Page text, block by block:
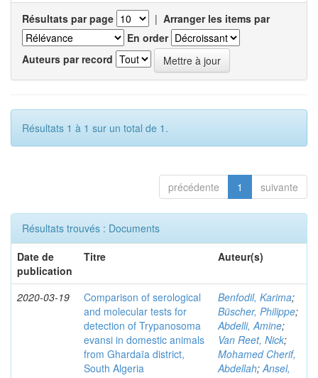
Résultats par page | Arranger les items par
En order
Auteurs par record
Résultats 1 à 1 sur un total de 1.
précédente 1 suivante
Résultats trouvés : Documents
Date de
publication
Titre Auteur(s)
2020-03-19
Comparison of serological
and molecular tests for
detection of Trypanosoma
evansi in domestic animals
from Ghardaïa district,
South Algeria
Benfodil, Karima;
Büscher, Philippe;
Abdelli, Amine;
Van Reet, Nick;
Mohamed Cherif,
Abdellah;Ansel,